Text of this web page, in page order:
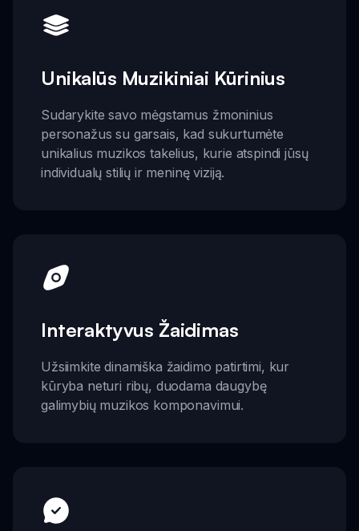
Unikalūs Muzikiniai Kūrinius
Sudarykite savo mėgstamus žmoninius
personažus su garsais, kad sukurtumėte
unikalius muzikos takelius, kurie atspindi jūsų
individualų stilių ir meninę viziją.
Interaktyvus Žaidimas
Užsiimkite dinamiška žaidimo patirtimi, kur
kūryba neturi ribų, duodama daugybę
galimybių muzikos komponavimui.